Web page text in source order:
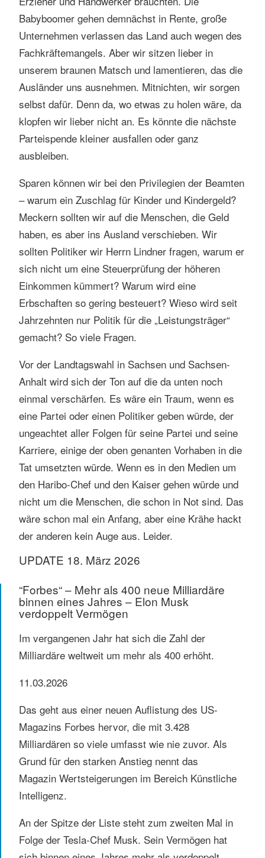
Babyboomer gehen demnächst in Rente, große
Unternehmen verlassen das Land auch wegen des
Fachkräftemangels. Aber wir sitzen lieber in
unserem braunen Matsch und lamentieren, das die
Ausländer uns ausnehmen. Mitnichten, wir sorgen
selbst dafür. Denn da, wo etwas zu holen wäre, da
klopfen wir lieber nicht an. Es könnte die nächste
Parteispende kleiner ausfallen oder ganz
ausbleiben.
Sparen können wir bei den Privilegien der Beamten
– warum ein Zuschlag für Kinder und Kindergeld?
Meckern sollten wir auf die Menschen, die Geld
haben, es aber ins Ausland verschieben. Wir
sollten Politiker wir Herrn Lindner fragen, warum er
sich nicht um eine Steuerprüfung der höheren
Einkommen kümmert? Warum wird eine
Erbschaften so gering besteuert? Wieso wird seit
Jahrzehnten nur Politik für die „Leistungsträger“
gemacht? So viele Fragen.
Vor der Landtagswahl in Sachsen und Sachsen-
Anhalt wird sich der Ton auf die da unten noch
einmal verschärfen. Es wäre ein Traum, wenn es
eine Partei oder einen Politiker geben würde, der
ungeachtet aller Folgen für seine Partei und seine
Karriere, einige der oben genanten Vorhaben in die
Tat umsetzten würde. Wenn es in den Medien um
den Haribo-Chef und den Kaiser gehen würde und
nicht um die Menschen, die schon in Not sind. Das
wäre schon mal ein Anfang, aber eine Krähe hackt
der anderen kein Auge aus. Leider.
UPDATE 18. März 2026
“Forbes“ – Mehr als 400 neue Milliardäre
binnen eines Jahres – Elon Musk
verdoppelt Vermögen
Im vergangenen Jahr hat sich die Zahl der
Milliardäre weltweit um mehr als 400 erhöht.
11.03.2026
Das geht aus einer neuen Auflistung des US-
Magazins Forbes hervor, die mit 3.428
Milliardären so viele umfasst wie nie zuvor. Als
Grund für den starken Anstieg nennt das
Magazin Wertsteigerungen im Bereich Künstliche
Intelligenz.
An der Spitze der Liste steht zum zweiten Mal in
Folge der Tesla-Chef Musk. Sein Vermögen hat